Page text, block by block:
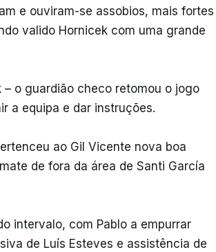
e ouviram-se assobios, mais fortes
valido Hornicek com uma grande
o guardião checo retomou o jogo
a equipa e dar instruções.
ao Gil Vicente nova boa
de fora da área de Santi García
intervalo, com Pablo a empurrar
de Luís Esteves e assistência de